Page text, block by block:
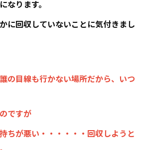
なります。
に回収していないことに気付きまし
の目線も行かない場所だから、いつ
ですが
ちが悪い・・・・・・回収しようと